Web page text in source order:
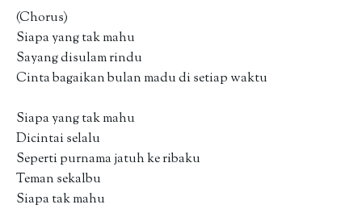
(Chorus)
Siapa yang tak mahu
Sayang disulam rindu
Cinta bagaikan bulan madu di setiap waktu
Siapa yang tak mahu
Dicintai selalu
Seperti purnama jatuh ke ribaku
Teman sekalbu
Siapa tak mahu